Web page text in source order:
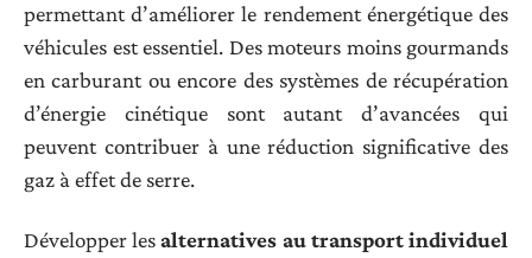
permettant d’améliorer le rendement énergétique des
véhicules est essentiel. Des moteurs moins gourmands
en carburant ou encore des systèmes de récupération
d’énergie cinétique sont autant d’avancées qui
peuvent contribuer à une réduction significative des
gaz à effet de serre.
Développer lesalternatives au transport individuel